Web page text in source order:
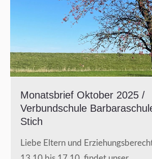
Monatsbrief Oktober 2025 /
Verbundschule
Stich
Liebe Eltern und